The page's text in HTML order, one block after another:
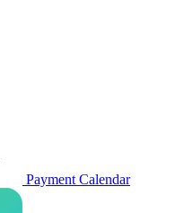
Payment Calendar